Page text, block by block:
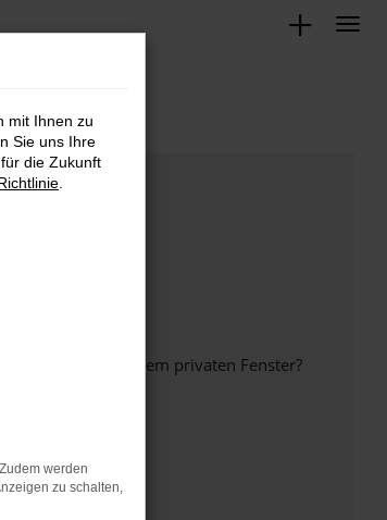
oder in einem privaten Fenster?
werden.
mit Ihnen zu
Sie uns Ihre
die Zukunft
werden
zu schalten,